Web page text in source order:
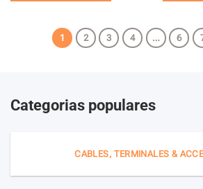
1 2 3 4 … 6
Categorias populares
CABLES, TERMINALES &